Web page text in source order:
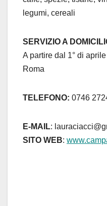
legumi, cereali
SERVIZIO A
A partire dal 1° di
Roma
TELEFONO: 0746
E-MAIL:
SITO WEB: